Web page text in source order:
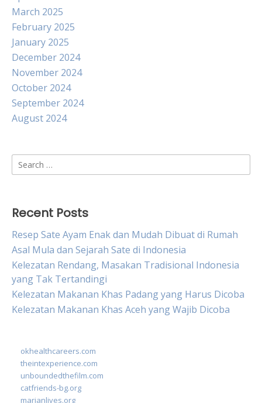
March 2025
February 2025
January 2025
December 2024
November 2024
October 2024
September 2024
August 2024
Search
for:
Recent Posts
Resep Sate Ayam Enak dan Mudah Dibuat di Rumah
Asal Mula dan Sejarah Sate di Indonesia
Kelezatan Rendang, Masakan Tradisional Indonesia
yang Tak Tertandingi
Kelezatan Makanan Khas Padang yang Harus Dicoba
Kelezatan Makanan Khas Aceh yang Wajib Dicoba
okhealthcareers.com
theintexperience.com
unboundedthefilm.com
catfriends-bg.org
marianlives.org